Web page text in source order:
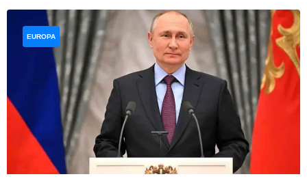
EUROPA